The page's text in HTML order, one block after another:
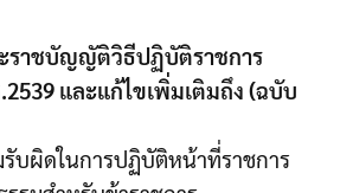
ราชบัญญัติวิธีปฏิบัติราชการ
และแก้ไขเพิ่มเติมถึง (ฉบับ
บผิดในการปฏิบัติหน้าที่ราชการ